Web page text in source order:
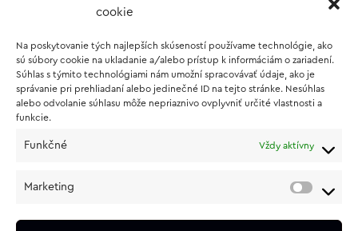
cookie
Na poskytovanie tých najlepších skúseností používame technológie, ako
sú súbory cookie na ukladanie a/alebo prístup k informáciám o zariadení.
Súhlas s týmito technológiami nám umožní spracovávať údaje, ako je
správanie pri prehliadaní alebo jedinečné ID na tejto stránke. Nesúhlas
alebo odvolanie súhlasu môže nepriaznivo ovplyvniť určité vlastnosti a
funkcie.
Funkčné Vždy aktívny
Marketing
Vernostný program
O NÁKUPE
Vrátenie a reklamácia tovaru